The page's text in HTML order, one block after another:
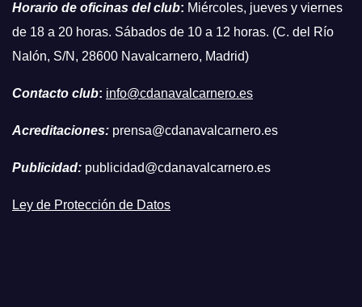
Horario de oficinas del club: Miércoles, jueves y viernes
de 18 a 20 horas. Sábados de 10 a 12 horas. (C. del Río
Nalón, S/N, 28600 Navalcarnero, Madrid)
Contacto club: info@cdanavalcarnero.es
Acreditaciones: prensa@cdanavalcarnero.es
Publicidad: publicidad@cdanavalcarnero.es
Ley de Protección de Datos